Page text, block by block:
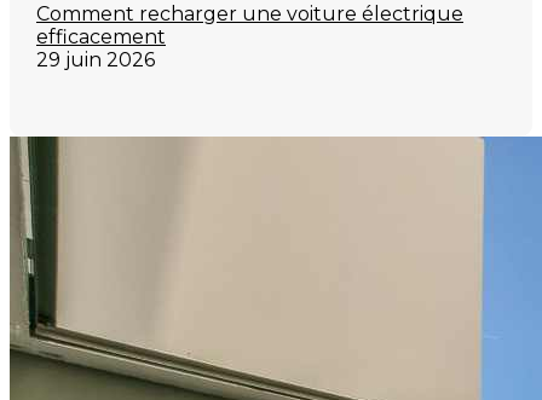
Comment recharger une voiture électrique
efficacement
29 juin 2026